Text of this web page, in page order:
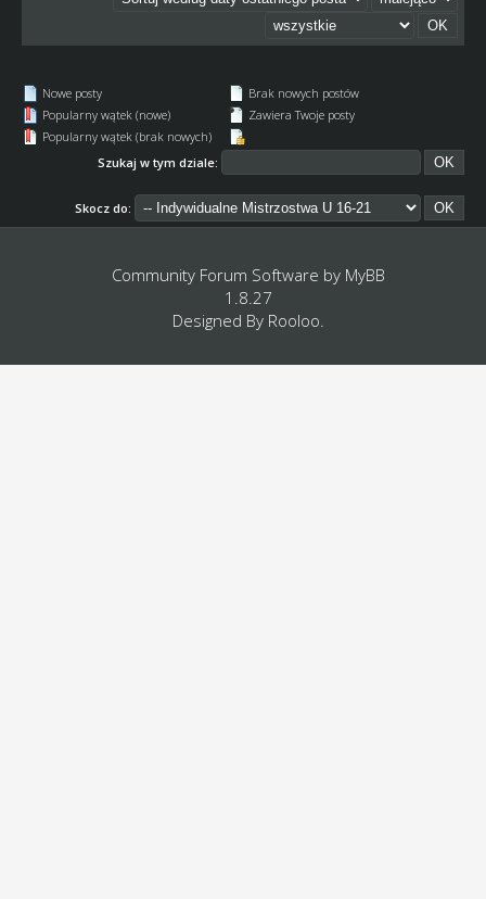
Nowe posty
Popularny wątek (nowe)
Popularny wątek (brak nowych)
Brak nowych postów
Zawiera Twoje posty
Szukaj w tym dziale:
Skocz do:
Community Forum Software by MyBB
1.8.27
Designed By Rooloo.